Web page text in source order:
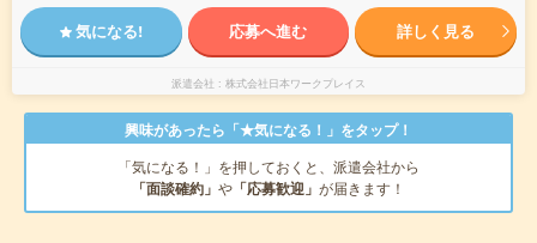
気になる! 応募へ進む 詳しく見る
派遣会社 株式会社日本ワークプレイス
興味があったら「★気になる！」をタップ！
「気になる！」を押しておくと、派遣会社から
「面談確約」 や 「応募歓迎」 が届きます！